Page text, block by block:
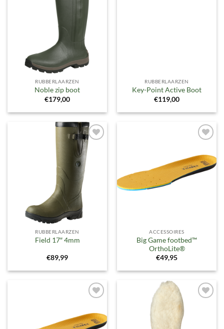
aan
verlanglijst
RUBBERLAARZEN
Noble zip boot
€179,00
RUBBERLAARZEN
Key-Point Active Boot
€119,00
Toevoegen
aan
verlanglijst
RUBBERLAARZEN
Field 17″ 4mm
€89,99
aan
verlanglijst
ACCESSOIRES
Big Game footbed™
OrthoLite®
€49,95
aan
verlanglijst
Toevoegen
verlanglijst